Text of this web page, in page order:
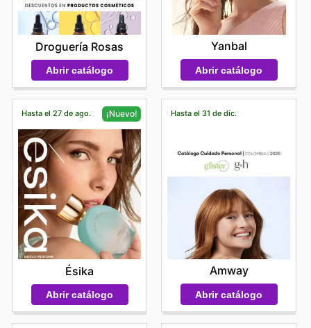
Droguería Rosas
Abrir catálogo
Yanbal
Abrir catálogo
Hasta el 27 de ago. ¡Nuevo!
Ésika
Abrir catálogo
Hasta el 31 de dic.
Amway
Abrir catálogo